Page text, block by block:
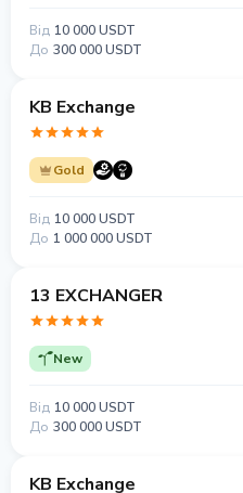
Від 10 000 USDT
До 300 000 USDT
KB Exchange
Gold
Від 10 000 USDT
До 1 000 000 USDT
13 EXCHANGER
New
Від 10 000 USDT
До 300 000 USDT
KB Exchange